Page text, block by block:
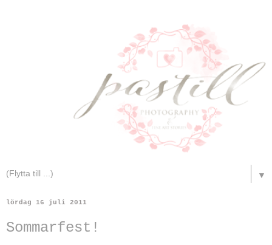
▼
lördag 16 juli 2011
Sommarfest!